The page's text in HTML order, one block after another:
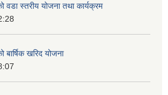
स्तरीय योजना तथा कार्यक्रम
खरिद योजना